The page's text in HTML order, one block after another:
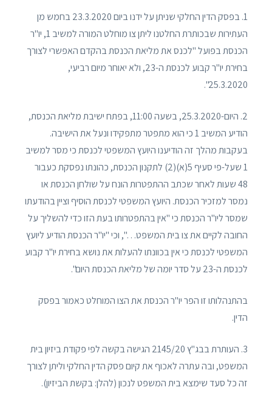
1. בפסק הדין החלקי שניתן על ידנו ביום 23.3.2020 בחמש מן
העתירות שבכותרת החלטנו ליתן צו מוחלט המורה למשיב 1, יו"ר
הכנסת בפועל "לכנס את מליאת הכנסת בהקדם האפשרי לצורך
בחירת יו"ר קבוע לכנסת ה-23, ולא יאוחר מיום רביעי,
25.3.2020".
2. היום-25.3.2020, בשעה 11:00, בפתח ישיבת מליאת הכנסת,
הודיע המשיב 1 כי הוא מתפטר מתפקידו ונעל את הישיבה.
בעקבות מהלך זה הודיענו היועץ המשפטי לכנסת כי מסר למשיב
1 שעל-פי סעיף 5(א)(2) לתקנון הכנסת, כהונתו נפסקת כעבור
48 שעות לאחר שכתב ההתפטרות הונח על שולחן הכנסת או
נמסר למזכיר הכנסת. היועץ המשפטי לכנסת הוסיף וציין בהודעתו
שמסר ליו"ר הכנסת כי "אין בהתפטרותו בעת הזו כדי להשליך על
החובה לקיים את צו בית המשפט…", וכי "יו"ר הכנסת הודיע ליועץ
המשפטי לכנסת כי אין בכוונתו להעלות את נושא בחירת יו"ר קבוע
לכנסת ה-23 על סדר יומה של מליאת הכנסת היום".
בהתנהלותו זו הפר יו"ר הכנסת את הצו המוחלט כאמור בפסק
הדין.
3. העותרת בבג"ץ 2145/20 הגישה בקשה לפי פקודת ביזיון בית
המשפט, ובה עתרה לאכוף את קיום פסק הדין החלקי וליתן לצורך
זה כל סעד שימצא בית המשפט לנכון (להלן: בקשת הביזיון).